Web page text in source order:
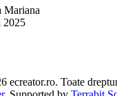
Mariana
2025
ecreator.ro. Toate